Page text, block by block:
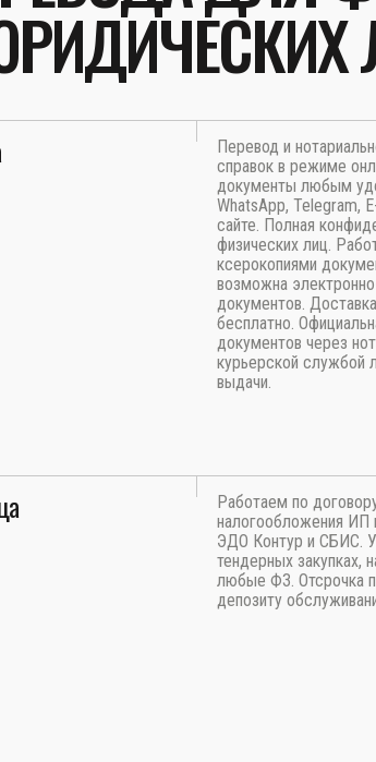
Перевод и
справок в режиме
документы любым
WhatsApp, Telegram,
сайте. Полная
физических лиц.
ксерокопиями
возможна
документов.
бесплатно.
документов через
курьерской службой
выдачи.
Работаем по
налогообложения ИП
ЭДО Контур и СБИС.
тендерных закупках,
любые ФЗ. Отсрочка
депозиту